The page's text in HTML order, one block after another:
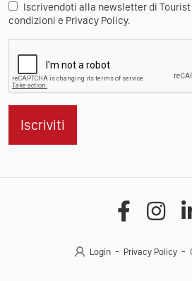
Iscrivendoti alla newsletter di
condizioni e Privacy Policy.
Iscriviti
Login Privacy Policy